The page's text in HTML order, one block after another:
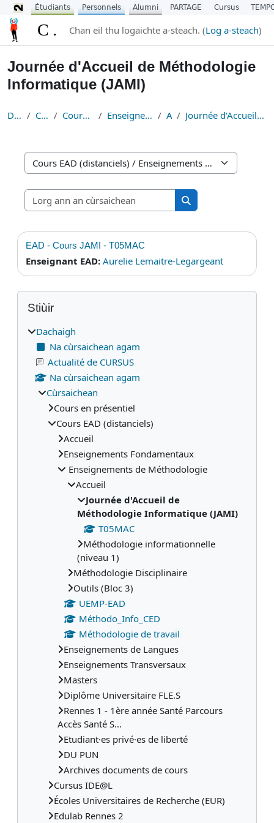
Leum air adhart chun phrìomh shusbaint
CURSUS Chan eil thu logaichte a-steach. (Log a-steach)
Journée d'Accueil de Méthodologie
Informatique (JAMI)
Dachaigh Cùrsaichean Cours EAD (distanciels) Enseignements de Méthodologie Accueil Journée d'Accueil de Méthodologie Informatique (JAMI)
Caiteagoiridhean cùrsa
Lorg ann an
Lorg ann an
EAD - Cours JAMI - T05MAC
Enseignant EAD: Aurelie Lemaitre-Legargeant
Blocaichean
Leum seachad air Stiùir
Stiùir
Dachaigh
Na cùrsaichean agam
Actualité de CURSUS
Na cùrsaichean agam
Cùrsaichean
Cours en présentiel
Cours EAD (distanciels)
Accueil
Enseignements Fondamentaux
Enseignements de Méthodologie
Accueil
Journée d'Accueil de
Méthodologie Informatique (JAMI)
T05MAC
Méthodologie informationnelle
(niveau 1)
Méthodologie Disciplinaire
Outils (Bloc 3)
UEMP-EAD
Méthodo_Info_CED
Méthodologie de travail
Enseignements de Langues
Enseignements Transversaux
Masters
Diplôme Universitaire FLE.S
Rennes 1 - 1ère année Santé Parcours
Accès Santé S...
Etudiant·es privé·es de liberté
DU PUN
Archives documents de cours
Cursus IDE@L
Écoles Universitaires de Recherche (EUR)
Edulab Rennes 2
Étudiants Personnels Alumni PARTAGE Cursus